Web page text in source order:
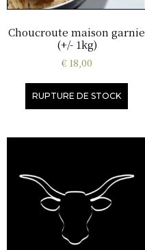
Choucroute maison garnie
(+/- 1kg)
€18,00
RUPTURE DE STOCK